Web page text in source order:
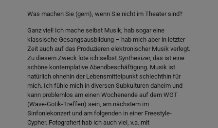
Was machen Sie (gern), wenn Sie nicht im Theater sind?
Ganz viel! Ich mache selbst Musik, hab sogar eine
klassische Gesangsausbildung – hab mich aber in letzter
Zeit auch auf das Produzieren elektronischer Musik verlegt.
Zu diesem Zweck löte ich selbst Synthesizer, das ist eine
schöne kontemplative Abendbeschäftigung. Musik ist
natürlich ohnehin der Lebensmittelpunkt schlechthin für
mich. Ich fühle mich in diversen Subkulturen daheim und
kann problemlos am einen Wochenende auf dem WGT
(Wave-Gotik-Treffen) sein, am nächstem im
Sinfoniekonzert und am folgenden in einer Freestyle-
Cypher. Fotografiert hab ich auch viel, v.a. mit